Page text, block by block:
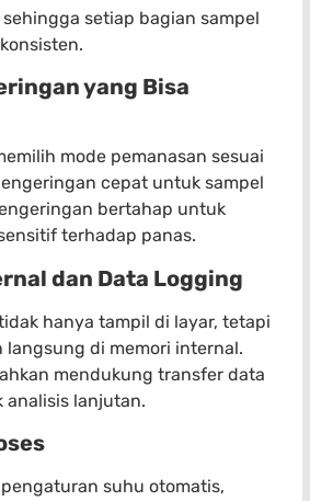
setiap bagian sampel
yang Bisa
mode pemanasan sesuai
cepat untuk sampel
bertahap untuk
terhadap panas.
dan Data Logging
hanya tampil di layar, tetapi
langsung di memori internal.
mendukung transfer data
analisis lanjutan.
suhu otomatis,